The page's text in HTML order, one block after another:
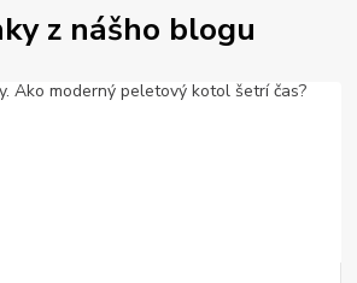
z nášho blogu